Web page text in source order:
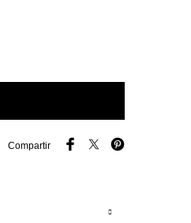
Compartir